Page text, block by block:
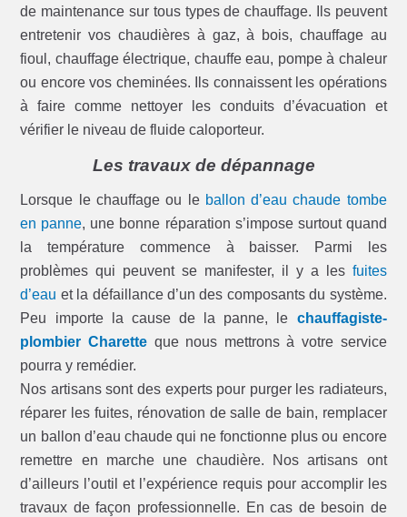
de maintenance sur tous types de chauffage. Ils peuvent
entretenir vos chaudières à gaz, à bois, chauffage au
fioul, chauffage électrique, chauffe eau, pompe à chaleur
ou encore vos cheminées. Ils connaissent les opérations
à faire comme nettoyer les conduits d’évacuation et
vérifier le niveau de fluide caloporteur.
Les travaux de dépannage
Lorsque le chauffage ou le ballon d’eau chaude tombe
en panne, une bonne réparation s’impose surtout quand
la température commence à baisser. Parmi les
problèmes qui peuvent se manifester, il y a les fuites
d’eau et la défaillance d’un des composants du système.
Peu importe la cause de la panne, le chauffagiste-
plombier Charette que nous mettrons à votre service
pourra y remédier.
Nos artisans sont des experts pour purger les radiateurs,
réparer les fuites, rénovation de salle de bain, remplacer
un ballon d’eau chaude qui ne fonctionne plus ou encore
remettre en marche une chaudière. Nos artisans ont
d’ailleurs l’outil et l’expérience requis pour accomplir les
travaux de façon professionnelle. En cas de besoin de